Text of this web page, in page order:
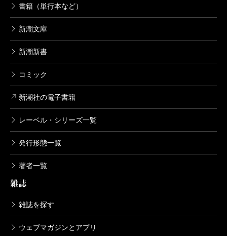
書籍（単行本など）
新潮文庫
新潮新書
コミック
新潮社の電子書籍
レーベル・シリーズ一覧
発行形態一覧
著者一覧
雑誌
雑誌を探す
ウェブマガジンとアプリ